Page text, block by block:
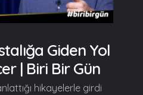
Giden Yol
| Biri Bir Gün
hikayelerle girdi